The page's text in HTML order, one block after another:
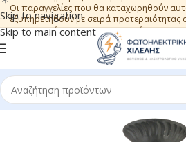
Skip to navigation
Skip to main content
Οι παραγγελίες που θα καταχωρηθούν
εξυπηρετηθούν με σειρά προτεραιότητας
ευχαριστούμε για την εμπιστοσύνη.